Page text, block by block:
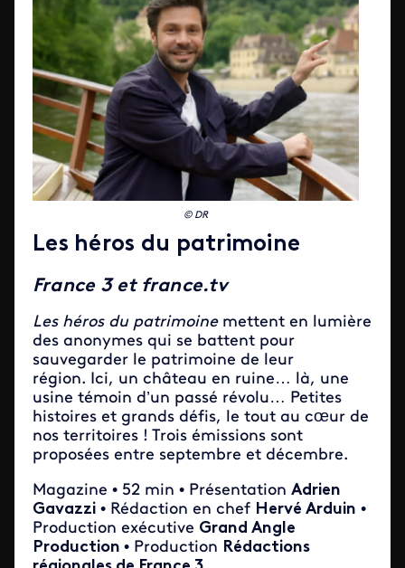
© DR
Les héros du patrimoine
France 3 et france.tv
Les héros du patrimoinemettent en lumière
des anonymes qui se battent pour
sauvegarder le patrimoine de leur
région. Ici, un château en ruine… là, une
usine témoin d’un passé révolu… Petites
histoires et grands défis, le tout au cœur de
nos territoires ! Trois émissions sont
proposées entre septembre et décembre.
Magazine • 52 min • Présentation Adrien
Gavazzi • Rédaction en chef Hervé Arduin •
Production exécutive Grand Angle
Production • Production Rédactions